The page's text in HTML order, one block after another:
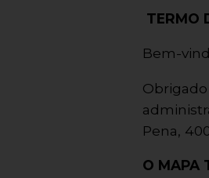
TERMO
Bem-
Pena,
O MAPA